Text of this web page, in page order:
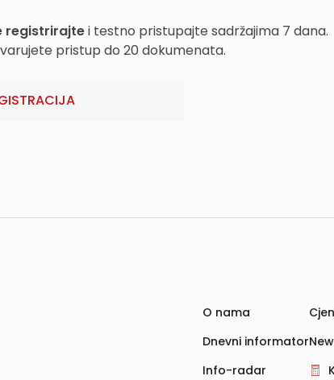
registrirajtei testno pristupajte sadržajima 7 dana.
pristup do 20 dokumenata.
O nama
Dnevni informator
Info-radar